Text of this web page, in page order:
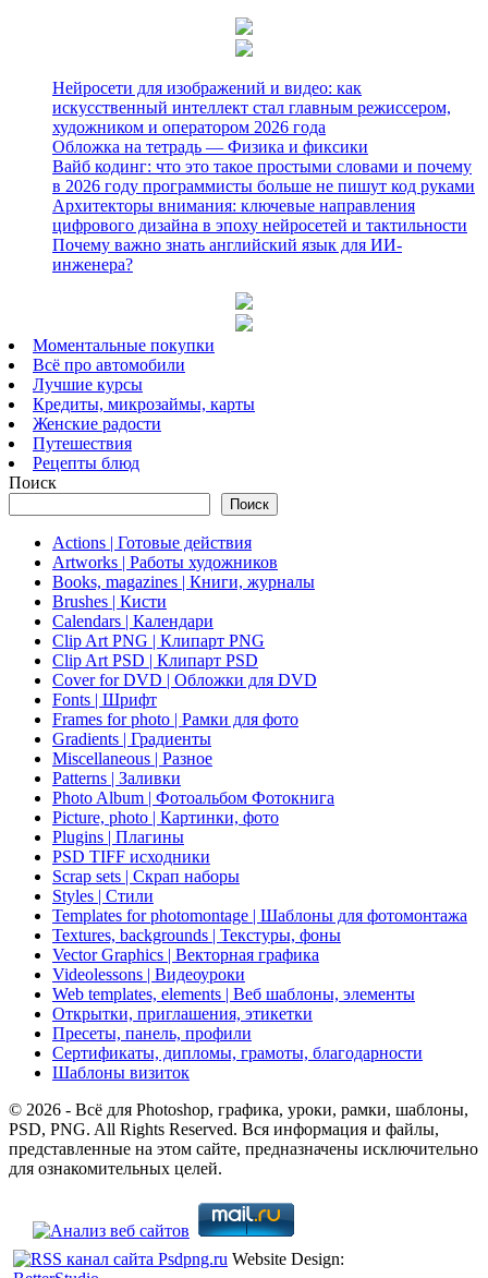
Нейросети для изображений и видео: как
искусственный интеллект стал главным режиссером,
художником и оператором 2026 года
Обложка на тетрадь — Физика и фиксики
Вайб кодинг: что это такое простыми словами и почему
в 2026 году программисты больше не пишут код руками
Архитекторы внимания: ключевые направления
цифрового дизайна в эпоху нейросетей и тактильности
Почему важно знать английский язык для ИИ-
инженера?
Моментальные покупки
Всё про автомобили
Лучшие курсы
Кредиты, микрозаймы, карты
Женские радости
Путешествия
Рецепты блюд
Поиск
Поиск
Actions | Готовые действия
Artworks | Работы художников
Books, magazines | Книги, журналы
Brushes | Кисти
Calendars | Календари
Clip Art PNG | Клипарт PNG
Clip Art PSD | Клипарт PSD
Cover for DVD | Обложки для DVD
Fonts | Шрифт
Frames for photo | Рамки для фото
Gradients | Градиенты
Miscellaneous | Разное
Patterns | Заливки
Photo Album | Фотоальбом Фотокнига
Picture, photo | Картинки, фото
Plugins | Плагины
PSD TIFF исходники
Scrap sets | Скрап наборы
Styles | Стили
Templates for photomontage | Шаблоны для фотомонтажа
Textures, backgrounds | Текстуры, фоны
Vector Graphics | Векторная графика
Videolessons | Видеоуроки
Web templates, elements | Веб шаблоны, элементы
Открытки, приглашения, этикетки
Пресеты, панель, профили
Сертификаты, дипломы, грамоты, благодарности
Шаблоны визиток
© 2026 - Всё для Photoshop, графика, уроки, рамки, шаблоны,
PSD, PNG. All Rights Reserved. Вся информация и файлы,
представленные на этом сайте, предназначены исключительно
для ознакомительных целей.
Website Design: